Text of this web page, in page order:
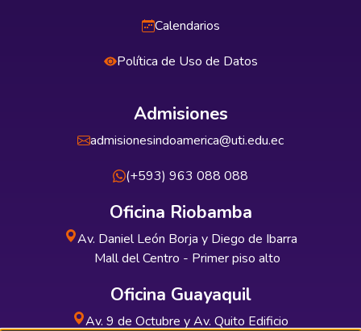
Calendarios
Política de Uso de Datos
Admisiones
admisionesindoamerica@uti.edu.ec
(+593) 963 088 088
Oficina Riobamba
Av. Daniel León Borja y Diego de Ibarra
Mall del Centro - Primer piso alto
Oficina Guayaquil
Av. 9 de Octubre y Av. Quito Edificio